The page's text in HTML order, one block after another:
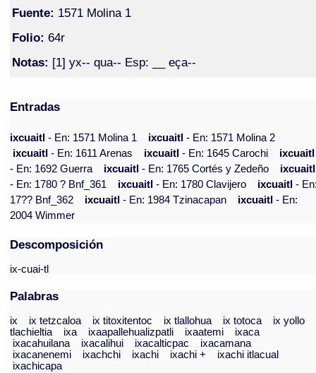
Fuente: 1571 Molina 1
Folio: 64r
Notas: [1] yx-- qua-- Esp: __ eça--
Entradas
ixcuaitl- En: 1571 Molina 1 ixcuaitl- En: 1571 Molina 2
ixcuaitl- En: 1611 Arenas ixcuaitl- En: 1645 Carochi
ixcuaitl
- En: 1692 Guerra
ixcuaitl- En: 1765 Cortés y Zedeño
ixcuaitl
- En: 1780 ? Bnf_361
ixcuaitl- En: 1780 Clavijero ixcuaitl-
17?? Bnf_362
ixcuaitl- En: 1984 Tzinacapan ixcuaitl- En:
2004 Wimmer
Descomposición
ix-cuai-tl
Palabras
ix ix tetzcaloa ix titoxitentoc ix tlallohua ix totoca
ix yollo
tlachieltia
ixa ixaapallehualizpatli ixaatemi
ixaca
ixacahuilana
ixacalihui ixacalticpac
ixacamana
ixacanenemi
ixachchi ixachi ixachi +
ixachi itlacual
ixachicapa